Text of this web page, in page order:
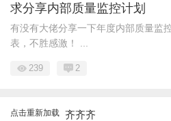
求分享内部质量监控计划
有没有大佬分享一下年度内部质量监
表，不胜感激！ ...
239 2
点击重新加载 齐齐齐